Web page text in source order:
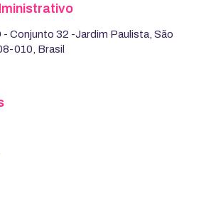
- Conjunto 32 -Jardim Paulista, São
010, Brasil